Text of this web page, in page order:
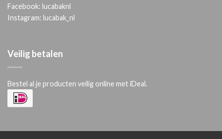
Facebook: lucabaknl
Instagram: lucabak_nl
Veilig betalen
Bestel al je producten veilig online met iDeal.